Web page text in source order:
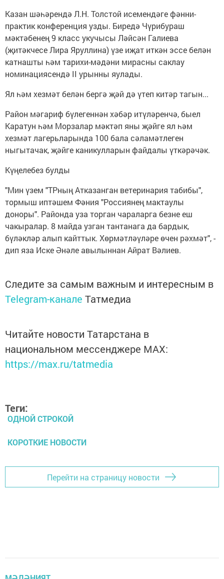
Казан шәһәрендә Л.Н. Толстой исемендәге фәнни-
практик конференция узды. Биредә Чүрибураш
мәктәбенең 9 класс укучысы Ләйсән Галиева
(җитәкчесе Лира Яруллина) үзе иҗат иткән эссе белән
катнашты һәм тарихи-мәдәни мирасны саклау
номинациясендә II урынны яулады.
Ял һәм хезмәт белән бергә җәй дә үтеп китәр тагын...
Район мәгариф бүлегеннән хәбәр итүләренчә, быел
Каратун һәм Морзалар мәктәп яны җәйге ял һәм
хезмәт лагерьларында 100 бала сәламәтлеген
ныгытачак, җәйге каникулларын файдалы үткәрәчәк.
Күңелебез булды
"Мин үзем "ТРның Атказанган ветеринария табибы",
тормыш иптәшем Фәния "Россиянең мактаулы
доноры". Районда уза торган чараларга безне еш
чакыралар. 8 майда узган тантанага да бардык,
бүләкләр алып кайттык. Хөрмәтләүләре өчен рәхмәт", -
дип яза Иске Әнәле авылыннан Айрат Вәлиев.
Следите за самым важным и интересным в
Telegram-канале Татмедиа
Читайте новости Татарстана в
национальном мессенджере MАХ:
https://max.ru/tatmedia
Теги:
ОДНОЙ СТРОКОЙ
КОРОТКИЕ НОВОСТИ
Перейти на страницу новости